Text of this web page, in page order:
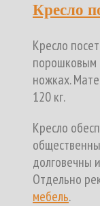
Кресло
Кресло
порошковым
ножках.
120 кг.
Кресло
долговечны
Отдельно
мебель.